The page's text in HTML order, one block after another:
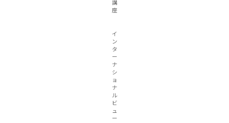
講
座
イ
ン
タ
ー
ナ
シ
ョ
ナ
ル
ビ
ュ
ー